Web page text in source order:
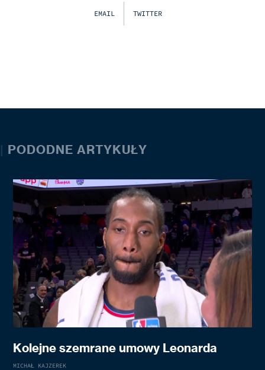
EMAIL TWITTER
| PODODNE ARTYKUŁY
Kolejne szemrane umowy Leonarda
MICHAŁ KAJZEREK